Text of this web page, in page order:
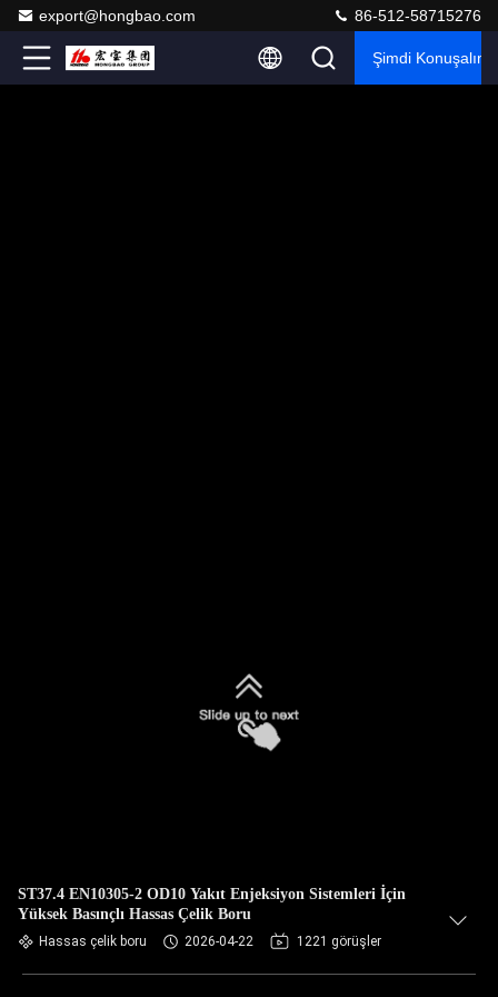
export@hongbao.com 86-512-58715276
Şimdi Konuşalım.
ST37.4 EN10305-2 OD10 Yakıt Enjeksiyon Sistemleri İçin
Yüksek Basınçlı Hassas Çelik Boru
Hassas çelik boru 2026-04-22 1221 görüşler